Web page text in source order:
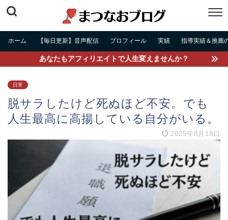
ホーム 【毎日更新】音声配信 プロフィール 実績 指導実績＆推薦
あなたもアフィリエイトで人生変えませんか？
日常
脱サラしたけど死ぬほど不安。でも
人生最高に高揚している自分がいる。
2025年8月18日